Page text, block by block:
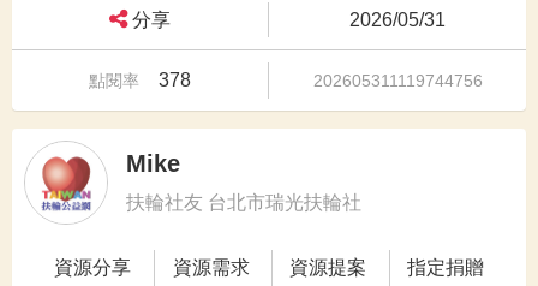
分享 2026/05/31
點閱率 378 202605311119744756
Mike
扶輪社友 台北市瑞光扶輪社
資源分享 資源需求 資源提案 指定捐贈